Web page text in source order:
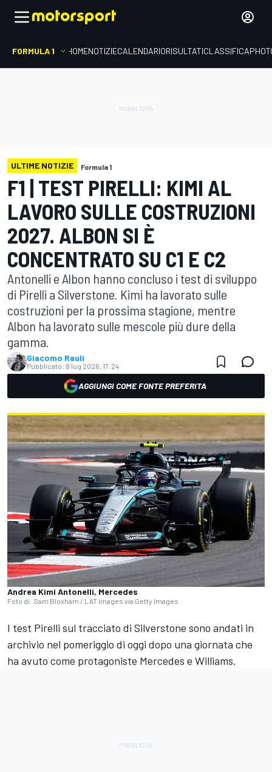
FORMULA 1 HOMENOTIZIECALENDARIORISULTATICLASSIFICA
ULTIME NOTIZIE Formula 1
F1 | TEST PIRELLI: KIMI AL
LAVORO SULLE COSTRUZIONI
2027. ALBON SI È
CONCENTRATO SU C1 E C2
Antonelli e Albon hanno concluso i test di sviluppo
di Pirelli a Silverstone. Kimi ha lavorato sulle
costruzioni per la prossima stagione, mentre
Albon ha lavorato sulle mescole più dure della
gamma.
Giacomo Rauli
Pubblicato: 8 lug 2026, 17:24
AGGIUNGI COME FONTE PREFERITA
Andrea Kimi Antonelli, Mercedes
Foto di: Sam Bloxham / LAT Images via Getty Images
I test Pirelli sul tracciato di Silverstone sono andati in
archivio nel pomeriggio di oggi dopo una giornata che
ha avuto come protagoniste Mercedes e Williams.